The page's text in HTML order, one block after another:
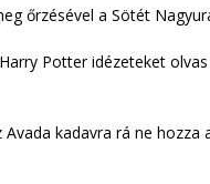
őrzésével a Sötét
Potter idézeteket
kadavra rá ne hozza